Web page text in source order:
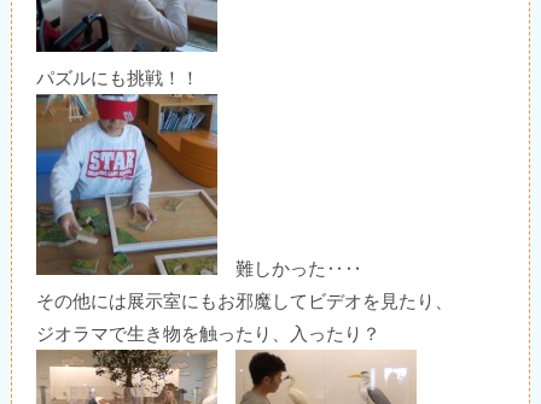
パズルにも挑戦！！
難しかった‥‥
その他には展示室にもお邪魔してビデオを見たり、
ジオラマで生き物を触ったり、入ったり？